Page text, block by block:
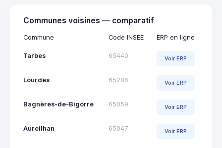
Communes voisines — comparatif
Commune Code INSEE ERP en ligne
Tarbes 65440 Voir ERP
Lourdes 65286 Voir ERP
Bagnères-de-Bigorre 65059 Voir ERP
Aureilhan 65047 Voir ERP